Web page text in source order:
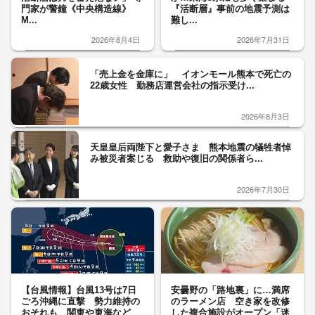
門家が警鐘《中央構造線》
M...
2026年8月4日
『活断層』事前の地震予測は
難し...
2026年7月31日
「売上金を金庫に」 イオンモール熊本で死亡の
22歳女性 勤務店運営会社の指示受け...
2026年8月3日
天皇皇后両陛下と愛子さま 熊本地震の犠牲者悼
み被災者案じる 救助や復旧の関係者ら...
2026年7月30日
【台風情報】台風13号は7日
ごろ沖縄に直撃 勢力維持の
おそれも 関東や東海など
安曇野の「路地裏」に…満席
のラーメン店 空き家を改修
した複合施設がオープン「迷